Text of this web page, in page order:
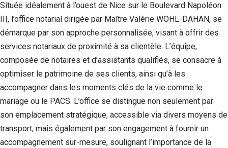
Située idéalement à l’ouest de Nice sur le Boulevard Napoléon
III, l’office notarial dirigée par Maître Valérie WOHL-DAHAN, se
démarque par son approche personnalisée, visant à offrir des
services notariaux de proximité à sa clientèle. L’équipe,
composée de notaires et d’assistants qualifiés, se consacre à
optimiser le patrimoine de ses clients, ainsi qu’à les
accompagner dans les moments clés de la vie comme le
mariage ou le PACS. L’office se distingue non seulement par
son emplacement stratégique, accessible via divers moyens de
transport, mais également par son engagement à fournir un
accompagnement sur-mesure, soulignant l’importance de la